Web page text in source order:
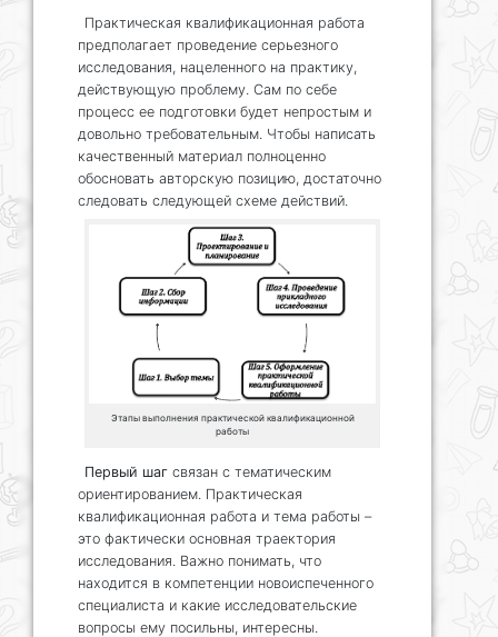
Практическая квалификационная работа
предполагает проведение серьезного
исследования, нацеленного на практику,
действующую проблему. Сам по себе
процесс ее подготовки будет непростым и
довольно требовательным. Чтобы написать
качественный материал полноценно
обосновать авторскую позицию, достаточно
следовать следующей схеме действий.
Этапы выполнения практической квалификационной
работы
Первый шаг связан с тематическим
ориентированием. Практическая
квалификационная работа и тема работы –
это фактически основная траектория
исследования. Важно понимать, что
находится в компетенции новоиспеченного
специалиста и какие исследовательские
вопросы ему посильны, интересны.